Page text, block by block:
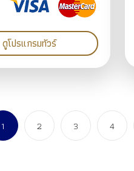
ดูโปรแกรมทัวร์
1 2 3 4